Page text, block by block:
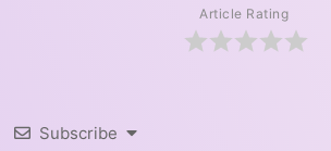
Article Rating
Subscribe